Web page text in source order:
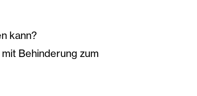
kann?
Behinderung zum